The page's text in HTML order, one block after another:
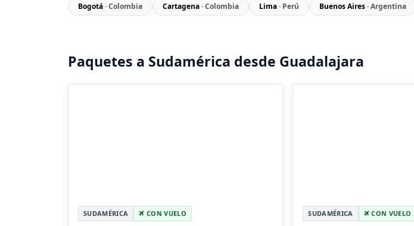
Bogotá· Colombia Cartagena· Colombia Lima· Perú Buenos Aires· Argentina
Paquetes a Sudamérica desde Guadalajara
SUDAMÉRICA CON VUELO SUDAMÉRICA CON VUELO